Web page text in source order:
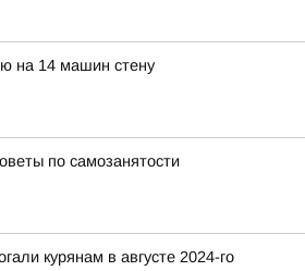
на 14 машин стену
по самозанятости
курянам в августе 2024-го